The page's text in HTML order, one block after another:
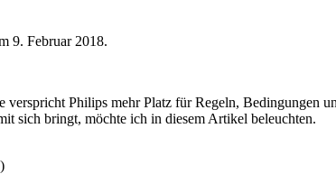
9. Februar 2018.
verspricht Philips mehr Platz für Regeln, Bedingungen
sich bringt, möchte ich in diesem Artikel beleuchten.